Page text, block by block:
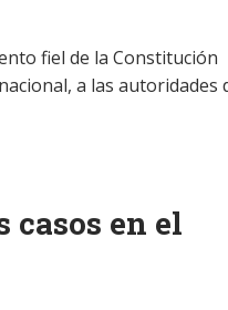
fiel de la Constitución
a las autoridades
casos en el